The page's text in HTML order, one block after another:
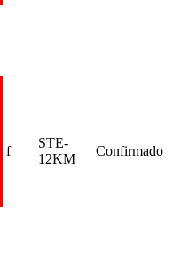
f
STE-
12KM
Confirmado